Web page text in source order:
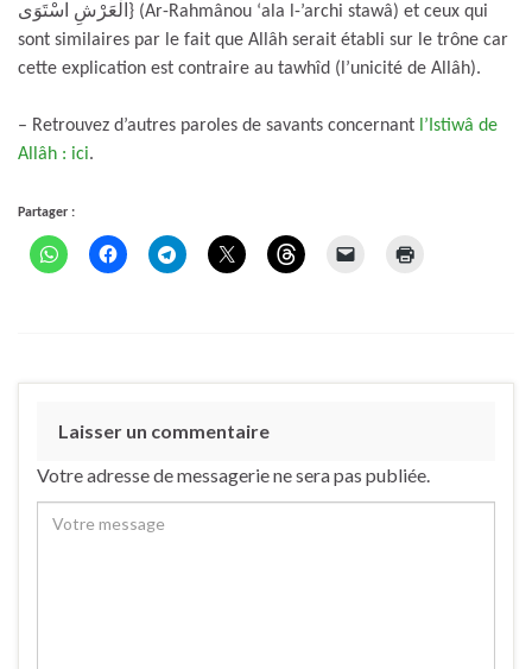
الْعَرْشِ اسْتَوَى} (Ar-Rahmânou ‘ala l-’archi stawâ) et ceux qui
sont similaires par le fait que Allâh serait établi sur le trône car
cette explication est contraire au tawhîd (l’unicité de Allâh).
– Retrouvez d’autres paroles de savants concernant l’Istiwâ de
Allâh : ici.
Partager :
Laisser un commentaire
Votre adresse de messagerie ne sera pas publiée.